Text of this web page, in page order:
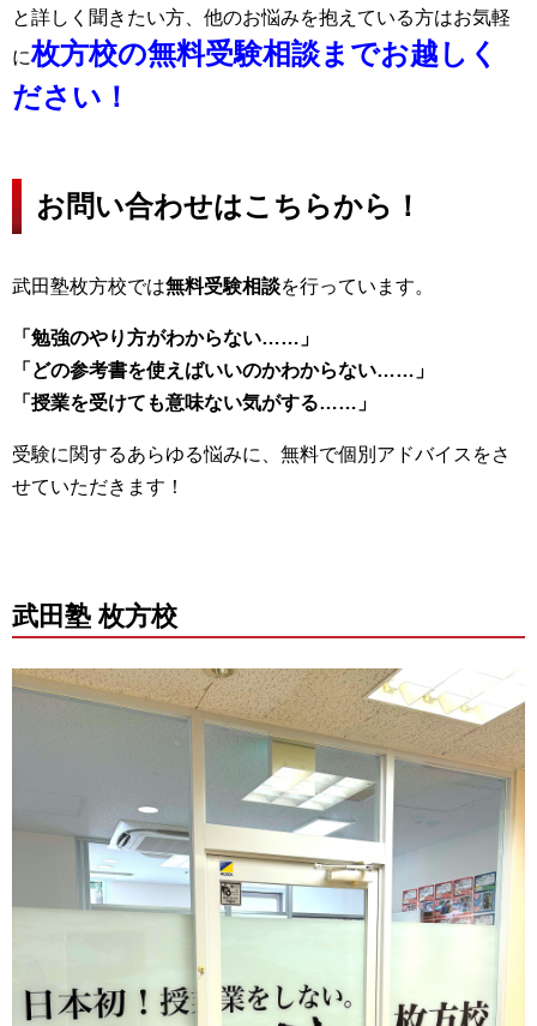
と詳しく聞きたい方、他のお悩みを抱えている方はお気軽
に枚方校の無料受験相談までお越しく
ださい！
お問い合わせはこちらから！
武田塾枚方校では無料受験相談を行っています。
「勉強のやり方がわからない……」
「どの参考書を使えばいいのかわからない……」
「授業を受けても意味ない気がする……」
受験に関するあらゆる悩みに、無料で個別アドバイスをさ
せていただきます！
武田塾 枚方校